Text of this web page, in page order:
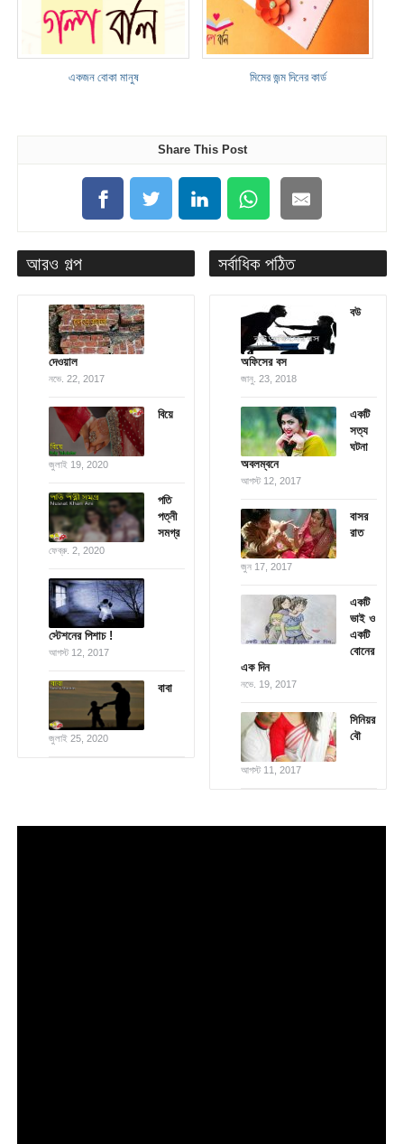
একজন বোকা মানুষ মিমের জন্ম দিনের কার্ড
Share This Post
আরও গল্প
দেওয়াল
নভে. 22, 2017
বিয়ে
জুলাই 19, 2020
পতি
পত্নী
সমগ্র
ফেব্রু. 2, 2020
স্টেশনের পিশাচ !
আগস্ট 12, 2017
বাবা
জুলাই 25, 2020
সর্বাধিক পঠিত
বউ
অফিসের বস
জানু. 23, 2018
একটি
সত্য
ঘটনা
অবলম্বনে
আগস্ট 12, 2017
বাসর
রাত
জুন 17, 2017
একটি
ভাই ও
একটি
বোনের
এক দিন
নভে. 19, 2017
সিনিয়র
বৌ
আগস্ট 11, 2017